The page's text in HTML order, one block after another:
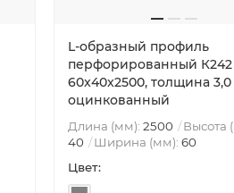
L-образный профиль
перфорированный К242
60x40x2500, толщина
оцинкованный
Длина (мм): 2500
Высота
40
Ширина (мм): 60
Цвет: